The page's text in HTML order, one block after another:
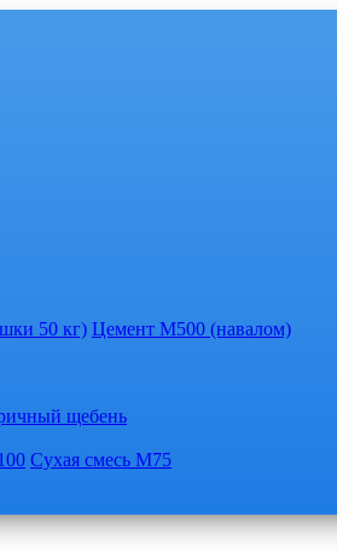
50 кг) Цемент М500 (навалом)
щебень
Сухая смесь М75